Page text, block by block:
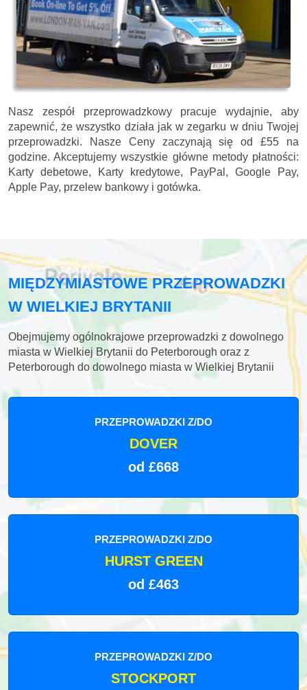
Nasz zespół przeprowadzkowy pracuje wydajnie, aby
zapewnić, że wszystko działa jak w zegarku w dniu Twojej
przeprowadzki. Nasze Ceny zaczynają się od £55 na
godzine. Akceptujemy wszystkie główne metody płatności:
Karty debetowe, Karty kredytowe, PayPal, Google Pay,
Apple Pay, przelew bankowy i gotówka.
MIĘDZYMIASTOWE PRZEPROWADZKI
W WIELKIEJ BRYTANII
Obejmujemy ogólnokrajowe przeprowadzki z dowolnego
miasta w Wielkiej Brytanii do Peterborough oraz z
Peterborough do dowolnego miasta w Wielkiej Brytanii
PRZEPROWADZKI Z/DO
DOVER
od £668
PRZEPROWADZKI Z/DO
HURST GREEN
od £463
PRZEPROWADZKI Z/DO
STOCKPORT